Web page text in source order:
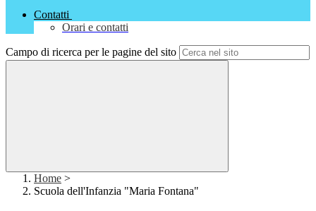
Contatti
Orari e contatti
Campo di ricerca per le pagine del sito
Home >
Scuola dell'Infanzia "Maria Fontana"